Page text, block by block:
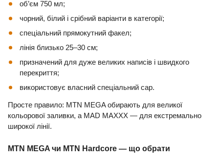
об’єм 750 мл;
чорний, білий і срібний варіанти в категорії;
спеціальний прямокутний факел;
лінія близько 25–30 см;
призначений для дуже великих написів і швидкого
перекриття;
використовує власний спеціальний cap.
Просте правило: MTN MEGA обирають для великої
кольорової заливки, а MAD MAXXX — для екстремально
широкої лінії.
MTN MEGA чи MTN Hardcore — що обрати